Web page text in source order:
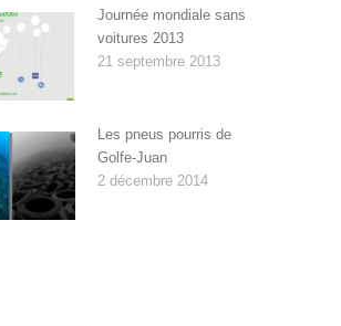
Journée mondiale sans
voitures 2013
21 septembre 2013
Les pneus pourris de
Golfe-Juan
2 décembre 2014